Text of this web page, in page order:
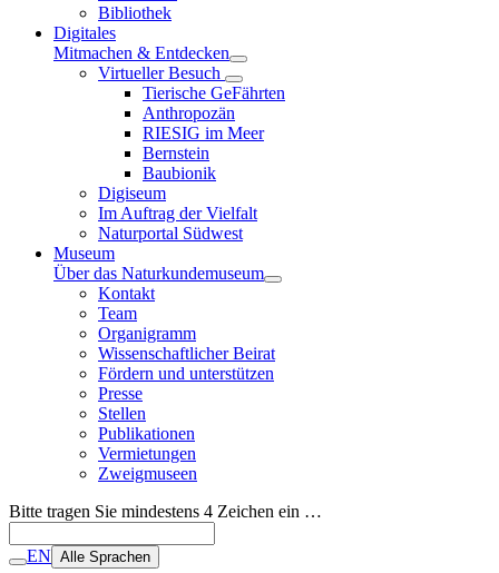
Bibliothek
Digitales
Mitmachen & Entdecken
Virtueller Besuch
Tierische GeFährten
Anthropozän
RIESIG im Meer
Bernstein
Baubionik
Digiseum
Im Auftrag der Vielfalt
Naturportal Südwest
Museum
Über das Naturkundemuseum
Kontakt
Team
Organigramm
Wissenschaftlicher Beirat
Fördern und unterstützen
Presse
Stellen
Publikationen
Vermietungen
Zweigmuseen
Bitte tragen Sie mindestens 4 Zeichen ein …
EN Alle Sprachen